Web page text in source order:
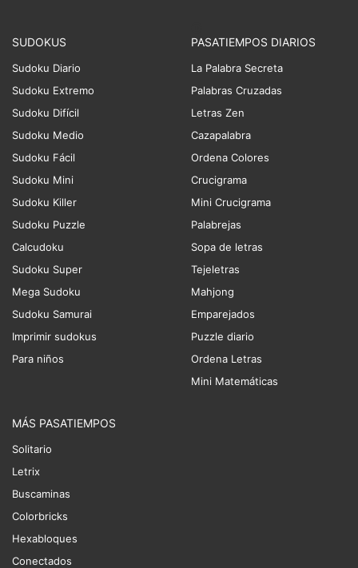
SUDOKUS
Sudoku Diario
Sudoku Extremo
Sudoku Difícil
Sudoku Medio
Sudoku Fácil
Sudoku Mini
Sudoku Killer
Sudoku Puzzle
Calcudoku
Sudoku Super
Mega Sudoku
Sudoku Samurai
Imprimir sudokus
Para niños
PASATIEMPOS DIARIOS
La Palabra Secreta
Palabras Cruzadas
Letras Zen
Cazapalabra
Ordena Colores
Crucigrama
Mini Crucigrama
Palabrejas
Sopa de letras
Tejeletras
Mahjong
Emparejados
Puzzle diario
Ordena Letras
Mini Matemáticas
MÁS PASATIEMPOS
Solitario
Letrix
Buscaminas
Colorbricks
Hexabloques
Conectados